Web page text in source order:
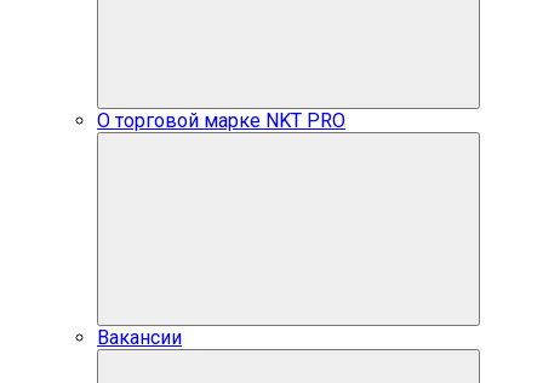
О торговой марке NKT PRO
Вакансии